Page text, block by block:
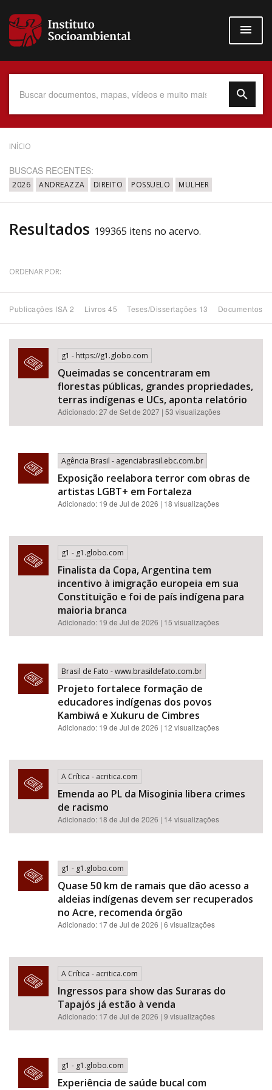
para
conteúdo
Data do Documento
Até
Povo Indígena
Subtema
Área de Levantamento
Área Protegida
BUSCAR
INÍCIO
BUSCAS RECENTES:
2026 ANDREAZZA DIREITO POSSUELO MULHER
Resultados 199365 itens no acervo.
ORDENAR POR:
Publicações ISA 2 Livros 45 Teses/Dissertações 13 Documentos
g1 - https://g1.globo.com
Queimadas se concentraram em
florestas públicas, grandes propriedades,
terras indígenas e UCs, aponta relatório
Adicionado: 27 de Set de 2027 | 53 visualizações
Agência Brasil - agenciabrasil.ebc.com.br
Exposição reelabora terror com obras de
artistas LGBT+ em Fortaleza
Adicionado: 19 de Jul de 2026 | 18 visualizações
g1 - g1.globo.com
Finalista da Copa, Argentina tem
incentivo à imigração europeia em sua
Constituição e foi de país indígena para
maioria branca
Adicionado: 19 de Jul de 2026 | 15 visualizações
Brasil de Fato - www.brasildefato.com.br
Projeto fortalece formação de
educadores indígenas dos povos
Kambiwá e Xukuru de Cimbres
Adicionado: 19 de Jul de 2026 | 12 visualizações
A Crítica - acritica.com
Emenda ao PL da Misoginia libera crimes
de racismo​​​​​​​​​​​​​​​​​​​​​​​​​​​​​​​​​​​​​​​​​​
Adicionado: 18 de Jul de 2026 | 14 visualizações
g1 - g1.globo.com
Quase 50 km de ramais que dão acesso a
aldeias indígenas devem ser recuperados
no Acre, recomenda órgão
Adicionado: 17 de Jul de 2026 | 6 visualizações
A Crítica - acritica.com
Ingressos para show das Suraras do
Tapajós já estão à venda
Adicionado: 17 de Jul de 2026 | 9 visualizações
g1 - g1.globo.com
Experiência de saúde bucal com